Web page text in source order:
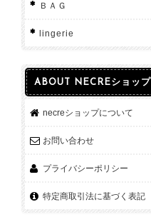
ＢＡＧ
lingerie
ABOUT NECREショップ
necreショップについて
お問い合わせ
プライバシーポリシー
特定商取引法に基づく表記